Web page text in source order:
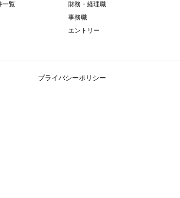
一覧
財務・経理職
事務職
エントリー
プライバシーポリシー